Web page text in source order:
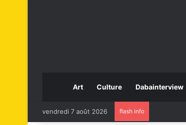
Art Culture Dabainterview
vendredi 7 août 2026 flash info